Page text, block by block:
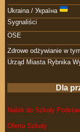
Ukraina / Україна
Sygnaliści
OSE
Zdrowe odżywianie w
Urząd Miasta Rybnika
Dla
Nabór do Szkoły
Oferta Szkoły